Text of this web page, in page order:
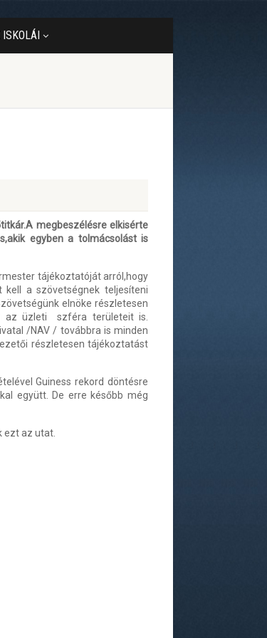
megbeszélésre elkisérte
egyben a tolmácsolást is
tájékoztatóját arról,hogy
a szövetségnek teljesíteni
elnöke részletesen
az üzleti szféra területeit is.
/NAV / továbbra is minden
részletesen tájékoztatást
Guiness rekord döntésre
együtt. De erre később még
ezt az utat.